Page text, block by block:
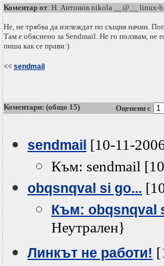
Коментар от: Н. Антонов nikola __@__ linux-
Не, не трябва да изглеждат по същия начин.
Там е обяснено за Sendmail. Не го ползвам, не
пиша как се прави:)
<< sendmail
Коментари: (общо 15) Оценени с
sendmail [10-11-
Към: sendmail
obqsnqval si go...
Към: obqsnqval
Неутрален}
Линкът не работи!